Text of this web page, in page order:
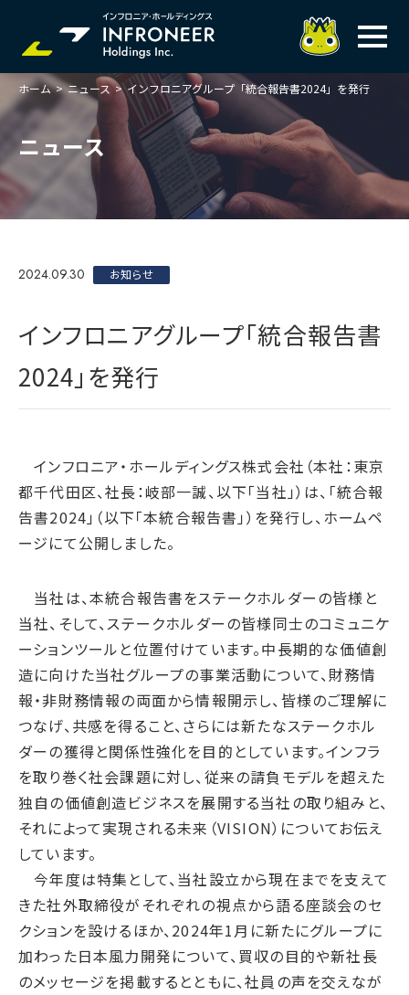
企業情報
トップメッセージ
岐べログ
事業紹介
Infroneer AtoZ
ITSUTSU-BOSHI（グループ報）
IR情報
株主・投資家の皆様へ
業績ハイライト
決算説明会資料
IRニュースライブラリー
個人投資家の皆様へ
株主還元・配当性向
IRカレンダー
IR資料室
株主・株式情報
電子公告
サステナビリティ
トップメッセージ
価値創造プロセス
事業セグメント紹介
ビジネスモデルと競争優位性
環境
環境マネジメント
気候変動
汚染防止
生物多様性タイムライン
水の安全保障
環境データ
社会
人権尊重
サプライチェーン・マネジメント
労働慣行
人財戦略
健康・安全
社会データ
ガバナンス
コンプライアンスホットライン
各種ポリシー
腐敗防止ポリシー
サイトポリシー
プライバシーポリシー
SNSポリシー
Me-pon
ホーム > ニュース > インフロニアグループ「統合報告書2024」を発行
ニュース
2024.09.30 お知らせ
インフロニアグループ「統合報告書
2024」を発行
インフロニア・ホールディングス株式会社（本社：東京
都千代田区、社長：岐部一誠、以下「当社」）は、「統合報
告書2024」（以下「本統合報告書」）を発行し、ホームペ
ージにて公開しました。
当社は、本統合報告書をステークホルダーの皆様と
当社、そして、ステークホルダーの皆様同士のコミュニケ
ーションツールと位置付けています。中長期的な価値創
造に向けた当社グループの事業活動について、財務情
報・非財務情報の両面から情報開示し、皆様のご理解に
つなげ、共感を得ること、さらには新たなステークホル
ダーの獲得と関係性強化を目的としています。インフラ
を取り巻く社会課題に対し、従来の請負モデルを超えた
独自の価値創造ビジネスを展開する当社の取り組みと、
それによって実現される未来（VISION）についてお伝え
しています。
今年度は特集として、当社設立から現在までを支えて
きた社外取締役がそれぞれの視点から語る座談会のセ
クションを設けるほか、2024年1月に新たにグループに
加わった日本風力開発について、買収の目的や新社長
のメッセージを掲載するとともに、社員の声を交えなが